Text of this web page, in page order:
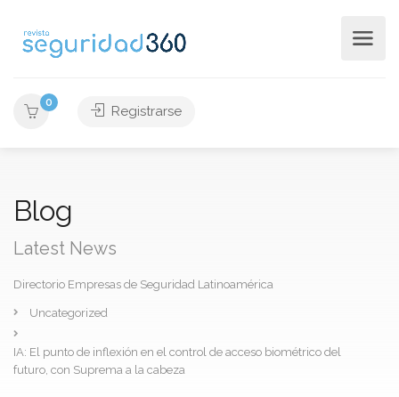
0
Registrarse
Blog
Latest News
Directorio Empresas de Seguridad Latinoamérica
Uncategorized
IA: El punto de inflexión en el control de acceso biométrico del
futuro, con Suprema a la cabeza